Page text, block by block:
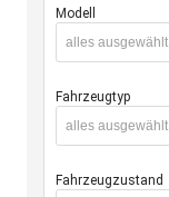
Modell
alles ausgewählt
Fahrzeugtyp
alles ausgewählt
Fahrzeugzustand